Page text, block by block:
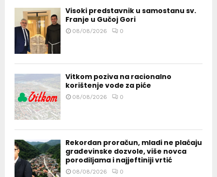
Visoki predstavnik u samostanu sv.
Franje u Gučoj Gori
08/08/2026 0
Vitkom poziva na racionalno
korištenje vode za piće
08/08/2026 0
Rekordan proračun, mladi ne plaćaju
građevinske dozvole, više novca
porodiljama i najjeftiniji vrtić
08/08/2026 0